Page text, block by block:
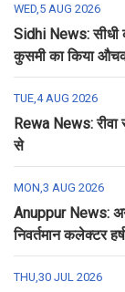
WED,5 AUG 2026
Sidhi News: सीधी
कुसमी का किया औचक
TUE,4 AUG 2026
Rewa News:
से
MON,3 AUG 2026
Anuppur News:
निवर्तमान कलेक्टर
THU,30 JUL 2026